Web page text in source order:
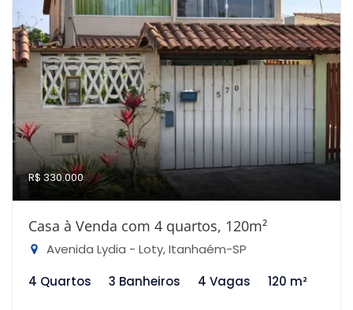
R$ 330.000
Casa à Venda com 4 quartos, 120m²
Avenida Lydia - Loty, Itanhaém-SP
4 Quartos
3 Banheiros 4 Vagas 120 m²